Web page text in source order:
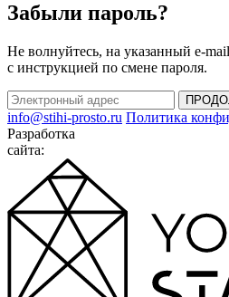
Забыли пароль?
Не волнуйтесь, на указанный e-
с инструкцией по смене пароля.
info@stihi-prosto.ru Политика
Разработка
сайта: